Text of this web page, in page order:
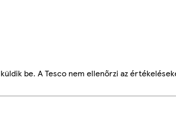
be. A Tesco nem ellenőrzi az